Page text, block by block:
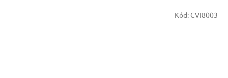
Kód: CVI8003